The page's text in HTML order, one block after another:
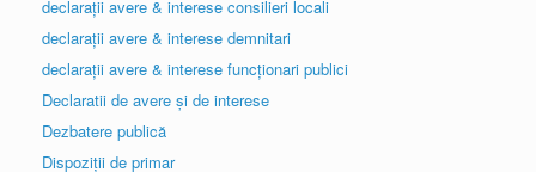
declarații avere & interese consilieri locali
declarații avere & interese demnitari
declarații avere & interese funcționari publici
Declaratii de avere și de interese
Dezbatere publică
Dispoziții de primar